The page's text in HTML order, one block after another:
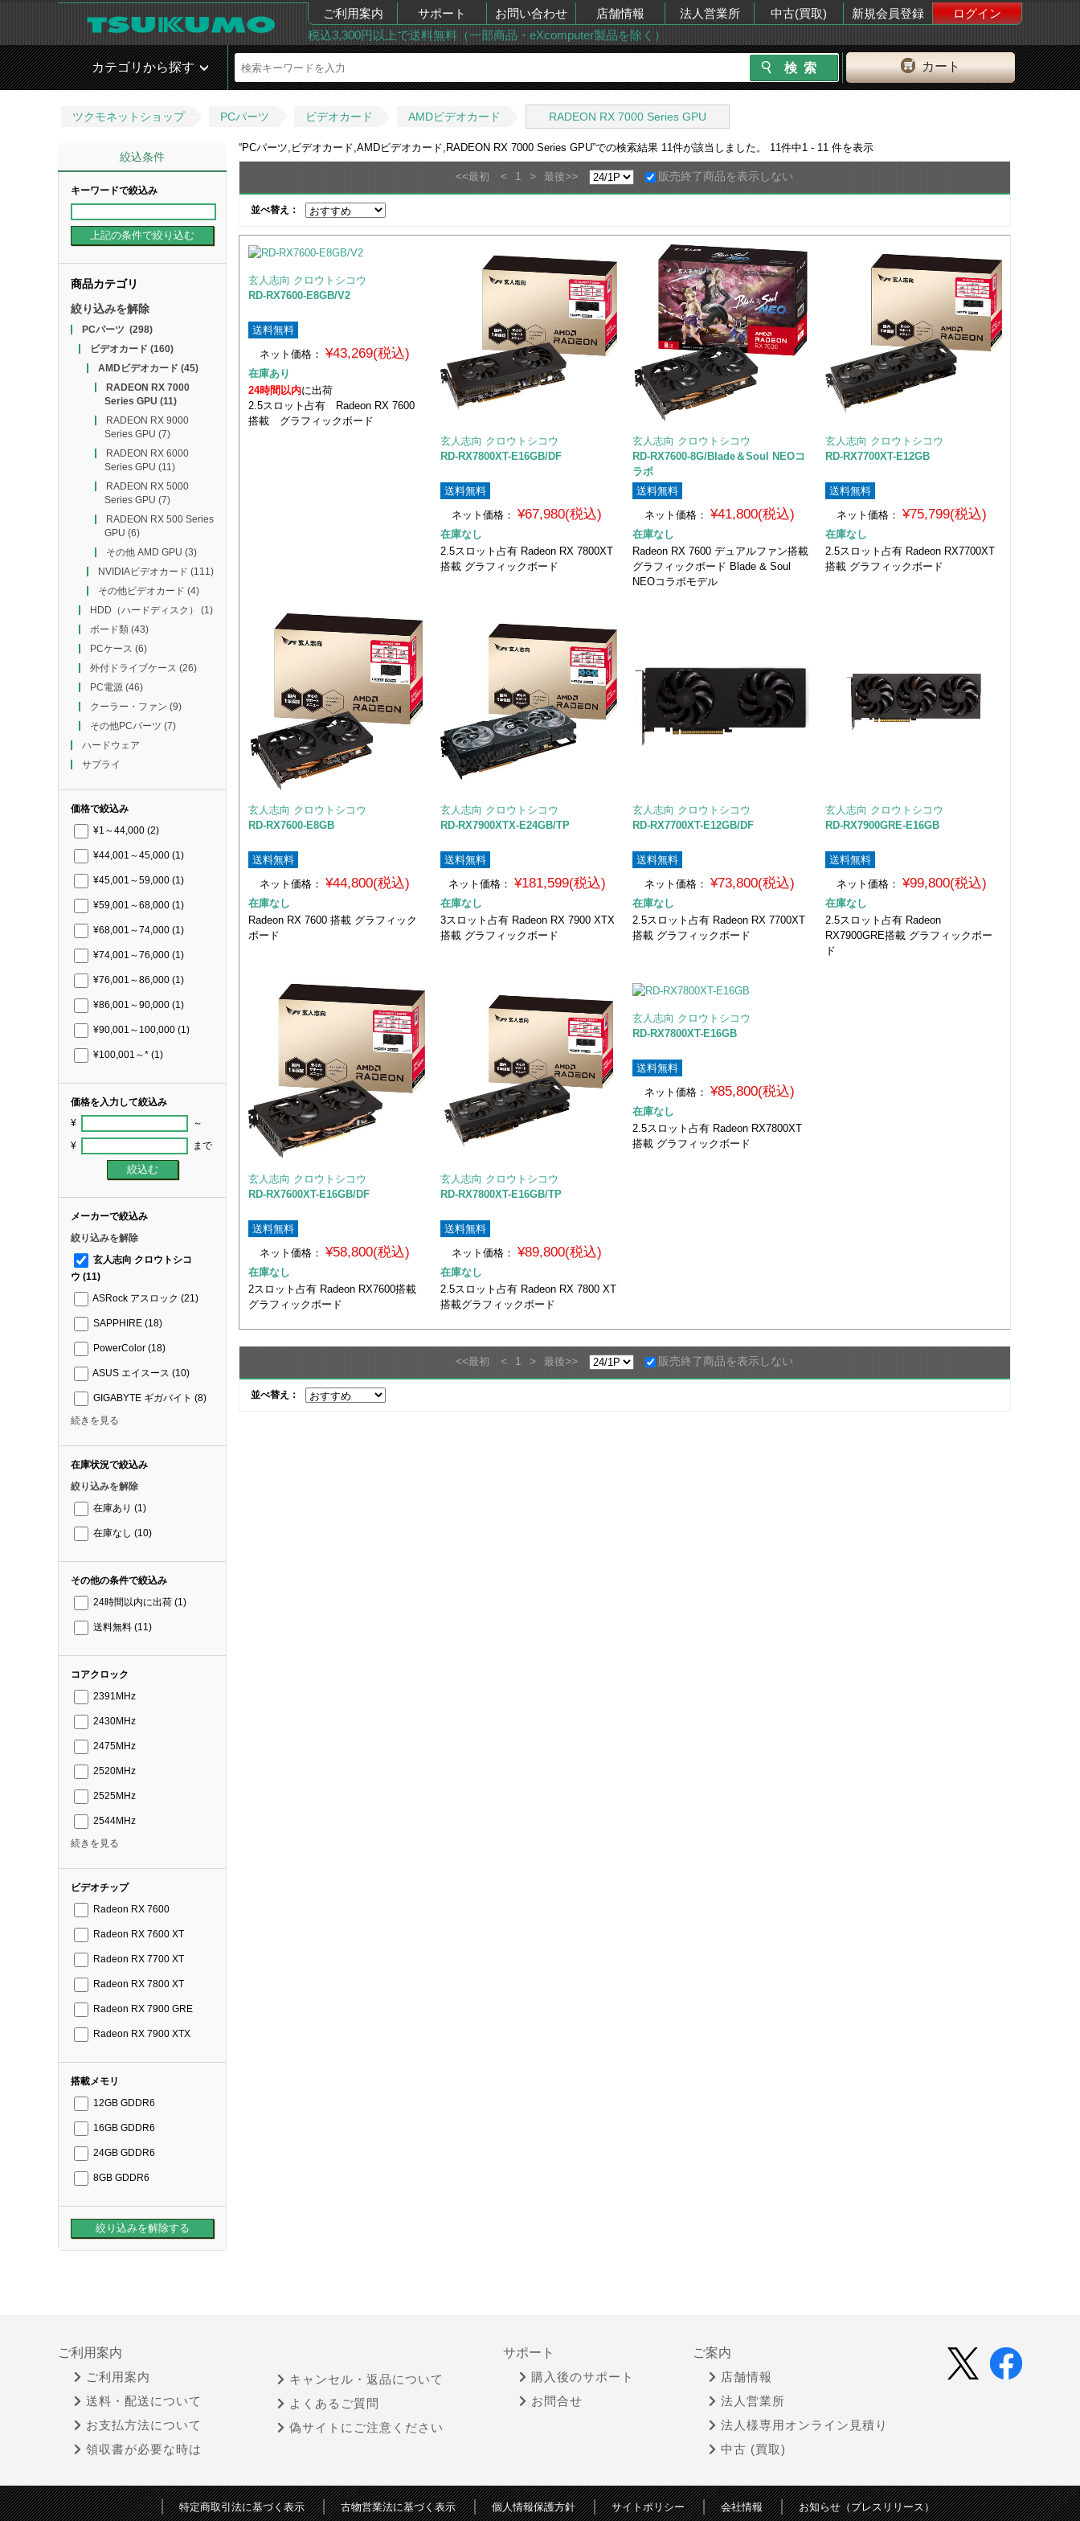
ご利用案内 サポート お問い合わせ 店舗情報 法人営業所 中古(買取) 新規会員登録
ログイン
税込3,300円以上で送料無料（一部商品・eXcomputer製品を除く）
カート
カテゴリから探す
ツクモネットショップ PCパーツ ビデオカード AMDビデオカード RADEON RX 7000 Series GPU
絞込条件
キーワードで絞込み
商品カテゴリ
絞り込みを解除
PCパーツ (298)
ビデオカード (160)
AMDビデオカード (45)
RADEON RX 7000
Series GPU (11)
RADEON RX 9000
Series GPU (7)
RADEON RX 6000
Series GPU (11)
RADEON RX 5000
Series GPU (7)
RADEON RX 500 Series
GPU (6)
その他 AMD GPU (3)
NVIDIAビデオカード (111)
その他ビデオカード (4)
HDD（ハードディスク）
(1)
ボード類(43)
PCケース (6)
外付ドライブケース (26)
PC電源(46)
クーラー・ファン (9)
その他PCパーツ (7)
ハードウェア
サプライ
価格で絞込み
¥1～44,000 (2)
¥44,001～45,000 (1)
¥45,001～59,000 (1)
¥59,001～68,000 (1)
¥68,001～74,000 (1)
¥74,001～76,000 (1)
¥76,001～86,000 (1)
¥86,001～90,000 (1)
¥90,001～100,000 (1)
¥100,001～* (1)
価格を入力して絞込み
¥ ～
¥ まで
メーカーで絞込み
絞り込みを解除
玄人志向 クロウトシコ
ウ (11)
ASRock アスロック (21)
SAPPHIRE (18)
PowerColor (18)
ASUS エイスース (10)
GIGABYTE ギガバイト (8)
続きを見る
在庫状況で絞込み
絞り込みを解除
在庫あり (1)
在庫なし (10)
その他の条件で絞込み
24時間以内に出荷 (1)
送料無料 (11)
コアクロック
2391MHz
2430MHz
2475MHz
2520MHz
2525MHz
2544MHz
続きを見る
ビデオチップ
Radeon RX 7600
Radeon RX 7600 XT
Radeon RX 7700 XT
Radeon RX 7800 XT
Radeon RX 7900 GRE
Radeon RX 7900 XTX
搭載メモリ
12GB GDDR6
16GB GDDR6
24GB GDDR6
8GB GDDR6
“PCパーツ,ビデオカード,AMDビデオカード,RADEON RX 7000 Series GPU”での検索結果 11 件が該当しました。 11 件中1 - 11 件を表示
<<最初 < 1 > 最後>> 販売終了商品を表示しない
並べ替え：
玄人志向 クロウトシコウ
RD-RX7600-E8GB/V2
送料無料
ネット価格：
¥43,269(税込)
在庫あり
24時間以内に出荷
2.5スロット占有 Radeon RX 7600
搭載 グラフィックボード
玄人志向 クロウトシコウ
RD-RX7800XT-E16GB/DF
送料無料
ネット価格：
¥67,980(税込)
在庫なし
2.5スロット占有 Radeon RX 7800XT
搭載 グラフィックボード
玄人志向 クロウトシコウ
RD-RX7600-8G/Blade＆Soul NEOコ
ラボ
送料無料
ネット価格： ¥41,800(税込)
在庫なし
Radeon RX 7600 デュアルファン搭載
グラフィックボード Blade & Soul
NEOコラボモデル
玄人志向 クロウトシコウ
RD-RX7700XT-E12GB
送料無料
ネット価格： ¥75,799(税込)
在庫なし
2.5スロット占有 Radeon RX7700XT
搭載 グラフィックボード
玄人志向 クロウトシコウ
RD-RX7600-E8GB
送料無料
ネット価格：
¥44,800(税込)
在庫なし
Radeon RX 7600 搭載 グラフィック
ボード
玄人志向 クロウトシコウ
RD-RX7900XTX-E24GB/TP
送料無料
ネット価格： ¥181,599(税込)
在庫なし
3スロット占有 Radeon RX 7900 XTX
搭載 グラフィックボード
玄人志向 クロウトシコウ
RD-RX7700XT-E12GB/DF
送料無料
ネット価格： ¥73,800(税込)
在庫なし
2.5スロット占有 Radeon RX 7700XT
搭載 グラフィックボード
玄人志向 クロウトシコウ
RD-RX7900GRE-E16GB
送料無料
ネット価格： ¥99,800(税込)
在庫なし
2.5スロット占有 Radeon
RX7900GRE搭載 グラフィックボー
ド
玄人志向 クロウトシコウ
RD-RX7600XT-E16GB/DF
送料無料
ネット価格：
¥58,800(税込)
在庫なし
2スロット占有 Radeon RX7600搭載
グラフィックボード
玄人志向 クロウトシコウ
RD-RX7800XT-E16GB/TP
送料無料
ネット価格：
¥89,800(税込)
在庫なし
2.5スロット占有 Radeon RX 7800 XT
搭載グラフィックボード
玄人志向 クロウトシコウ
RD-RX7800XT-E16GB
送料無料
ネット価格： ¥85,800(税込)
在庫なし
2.5スロット占有 Radeon RX7800XT
搭載 グラフィックボード
<<最初 < 1 > 最後>> 販売終了商品を表示しない
並べ替え：
ご利用案内
ご利用案内
送料・配送について
お支払方法について
領収書が必要な時は
キャンセル・返品について
よくあるご質問
偽サイトにご注意ください
サポート
購入後のサポート
お問合せ
ご案内
店舗情報
法人営業所
法人様専用オンライン見積り
中古 (買取)
特定商取引法に基づく表示 古物営業法に基づく表示 個人情報保護方針 サイトポリシー 会社情報 お知らせ（プレスリリース）